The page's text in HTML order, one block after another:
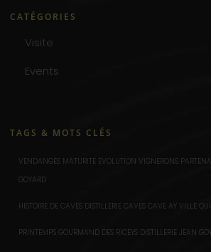
CATÉGORIES
Visite
Events
TAGS & MOTS CLÉS
VENDANGES MATURITÉ ÉVOLUTION VIGNERONS
GOYARD
HISTOIRE DE CAVES DISTILLERIE CAVES CAVE AY VILLE
PRINTEMPS GOURMAND DES RICEYS DISTILLERIE JEAN